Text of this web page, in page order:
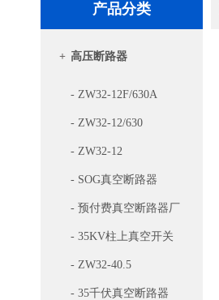
产品分类
+ 高压断路器
- ZW32-12F/630A
- ZW32-12/630
- ZW32-12
- SOG真空断路器
- 预付费真空断路器厂
- 35KV柱上真空开关
- ZW32-40.5
- 35千伏真空断路器